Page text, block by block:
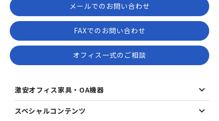
メールでのお問い合わせ
FAXでのお問い合わせ
オフィス一式のご相談
激安オフィス家具・OA機器
スペシャルコンテンツ